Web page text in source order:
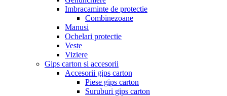
Imbracaminte de protectie
Combinezoane
Manusi
Ochelari protectie
Veste
Viziere
Gips carton si accesorii
Accesorii gips carton
Piese gips carton
Suruburi gips carton